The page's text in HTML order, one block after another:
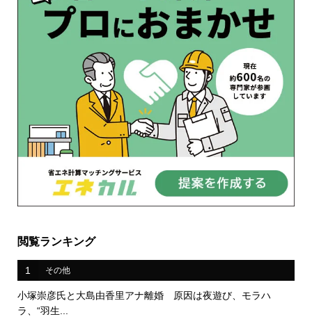
閲覧ランキング
1 その他
小塚崇彦氏と大島由香里アナ離婚 原因は夜遊び、モラハ
ラ、“羽生...